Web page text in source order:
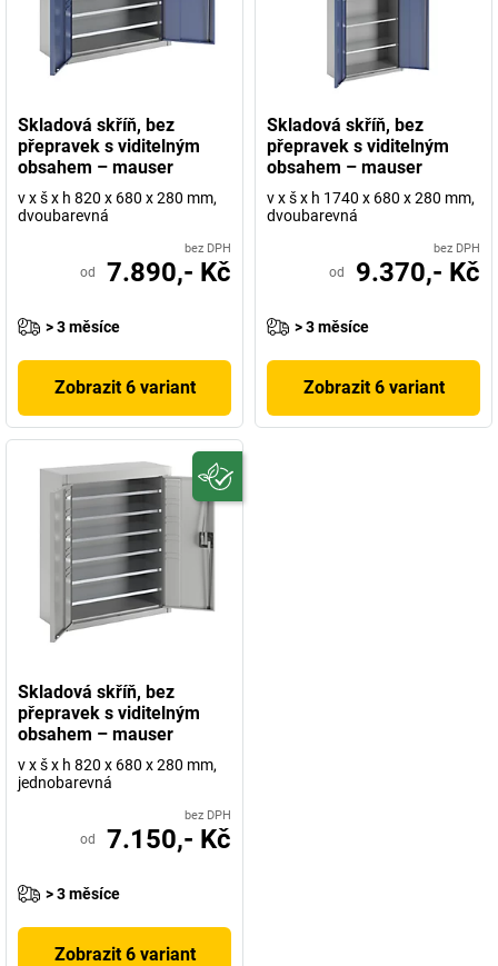
Skladová skříň, bez
přepravek s viditelným
obsahem – mauser
v x š x h 820 x 680 x 280 mm,
dvoubarevná
bez DPH
od 7.890,- Kč
> 3 měsíce
Zobrazit 6 variant
Skladová skříň, bez
přepravek s viditelným
obsahem – mauser
v x š x h 1740 x 680 x 280 mm,
dvoubarevná
bez DPH
od 9.370,- Kč
> 3 měsíce
Zobrazit 6 variant
Skladová skříň, bez
přepravek s viditelným
obsahem – mauser
v x š x h 820 x 680 x 280 mm,
jednobarevná
bez DPH
od 7.150,- Kč
> 3 měsíce
Zobrazit 6 variant